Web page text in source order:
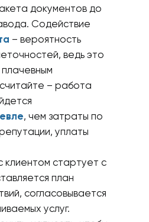
документов до
Содействие
– вероятность
ведь это
– работа
, чем затраты по
уплаты
клиентом стартует с
план
согласовывается
услуг.